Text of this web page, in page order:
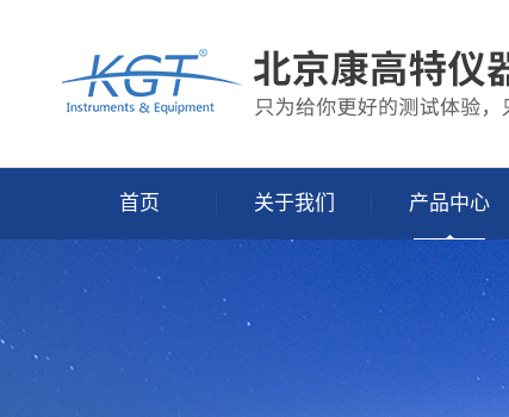
首页 关于我们 产品中心